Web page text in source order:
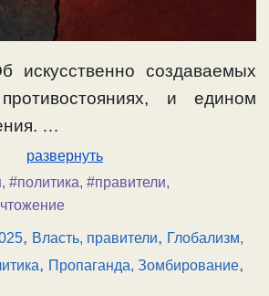
искусственно создаваемых
противостояниях, и едином
…
развернуть
, #политика, #правители,
, Власть, правители, Глобализм,
, Пропаганда, Зомбирование,